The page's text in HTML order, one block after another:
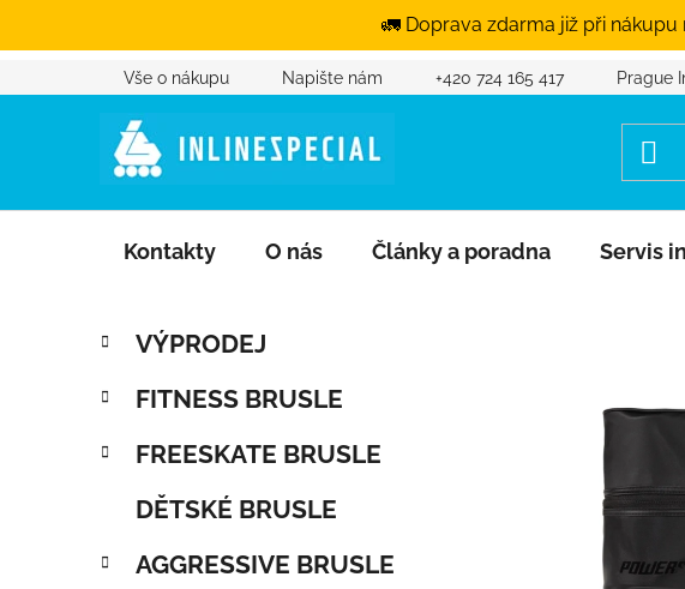
🚛 Doprava zdarma již při nákupu
Přejít na obsah
Vše o nákupu Napište nám +420 724 165 417 Prague
Kontakty O nás Články a poradna Servis
Postranní panel
Přeskočit kategorie
Kategorie
VÝPRODEJ
FITNESS BRUSLE
FREESKATE BRUSLE
DĚTSKÉ BRUSLE
AGGRESSIVE BRUSLE